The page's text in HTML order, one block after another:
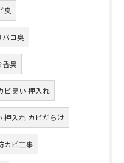
臭
バコ臭
香臭
ビ臭い 押入れ
押入れ カビだらけ
カビ工事